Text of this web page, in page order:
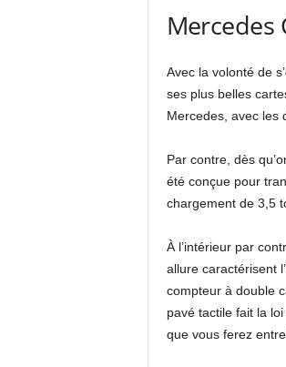
Mercedes
Avec la volonté de
ses plus belles
Mercedes, avec les
Par contre, dès
été conçue pour
chargement de 3,5
À l’intérieur par
allure caractérisent
compteur à double
pavé tactile fait la
que vous ferez